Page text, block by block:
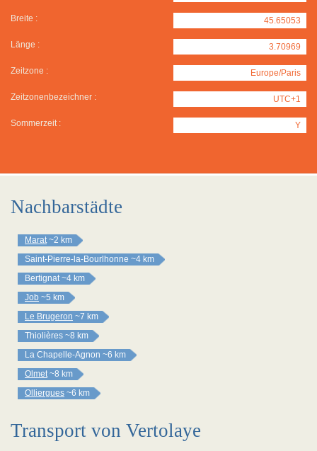
Breite : 45.65053
Länge : 3.70969
Zeitzone : Europe/Paris
Zeitzonenbezeichner : UTC+1
Sommerzeit : Y
Nachbarstädte
Marat ~2 km
Saint-Pierre-la-Bourlhonne ~4 km
Bertignat ~4 km
Job ~5 km
Le Brugeron ~7 km
Thiolières ~8 km
La Chapelle-Agnon ~6 km
Olmet ~8 km
Olliergues ~6 km
Transport von Vertolaye